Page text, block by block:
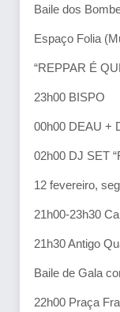
Baile dos
Espaço Folia
“REPPAR É
23h00 BISPO
00h00 DEAU +
02h00 DJ SET
12 fevereiro,
21h00-23h30
21h30 Antigo
Baile de Gala
22h00 Praça